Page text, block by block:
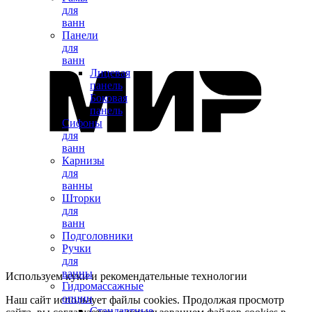
для
ванн
Панели
для
ванн
Лицевая
панель
Боковая
панель
Сифоны
для
ванн
Карнизы
для
ванны
Шторки
для
ванн
Подголовники
Ручки
для
ванны
Гидромассажные
опции
Используем куки и рекомендательные технологии
Наш сайт использует файлы cookies. Продолжая просмотр